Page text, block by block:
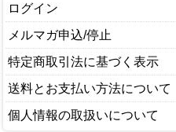
ログイン
メルマガ申込/停止
特定商取引法に基づく表示
送料とお支払い方法について
個人情報の取扱いについて